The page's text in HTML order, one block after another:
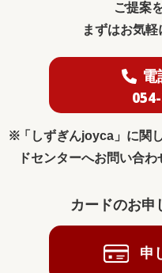
ご提案
まずはお気軽
電
「しずぎんjoyca」に関
ドセンターへお問い合
カードのお申
申